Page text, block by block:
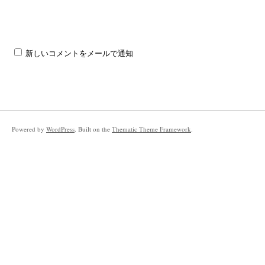
新しいコメントをメールで通知
Powered by WordPress . Built on the Thematic Theme Framework